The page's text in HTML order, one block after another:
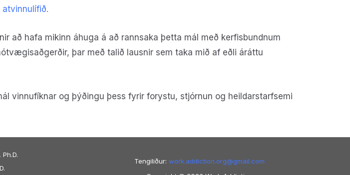
að hafa mikinn áhuga á að rannsaka þetta mál með kerfisbundnum
þar með talið lausnir sem taka mið af eðli áráttu
vinnufíknar og þýðingu þess fyrir forystu, stjórnun og heildarstarfsemi
Tengiliður:work.addiction.org@gmail.com